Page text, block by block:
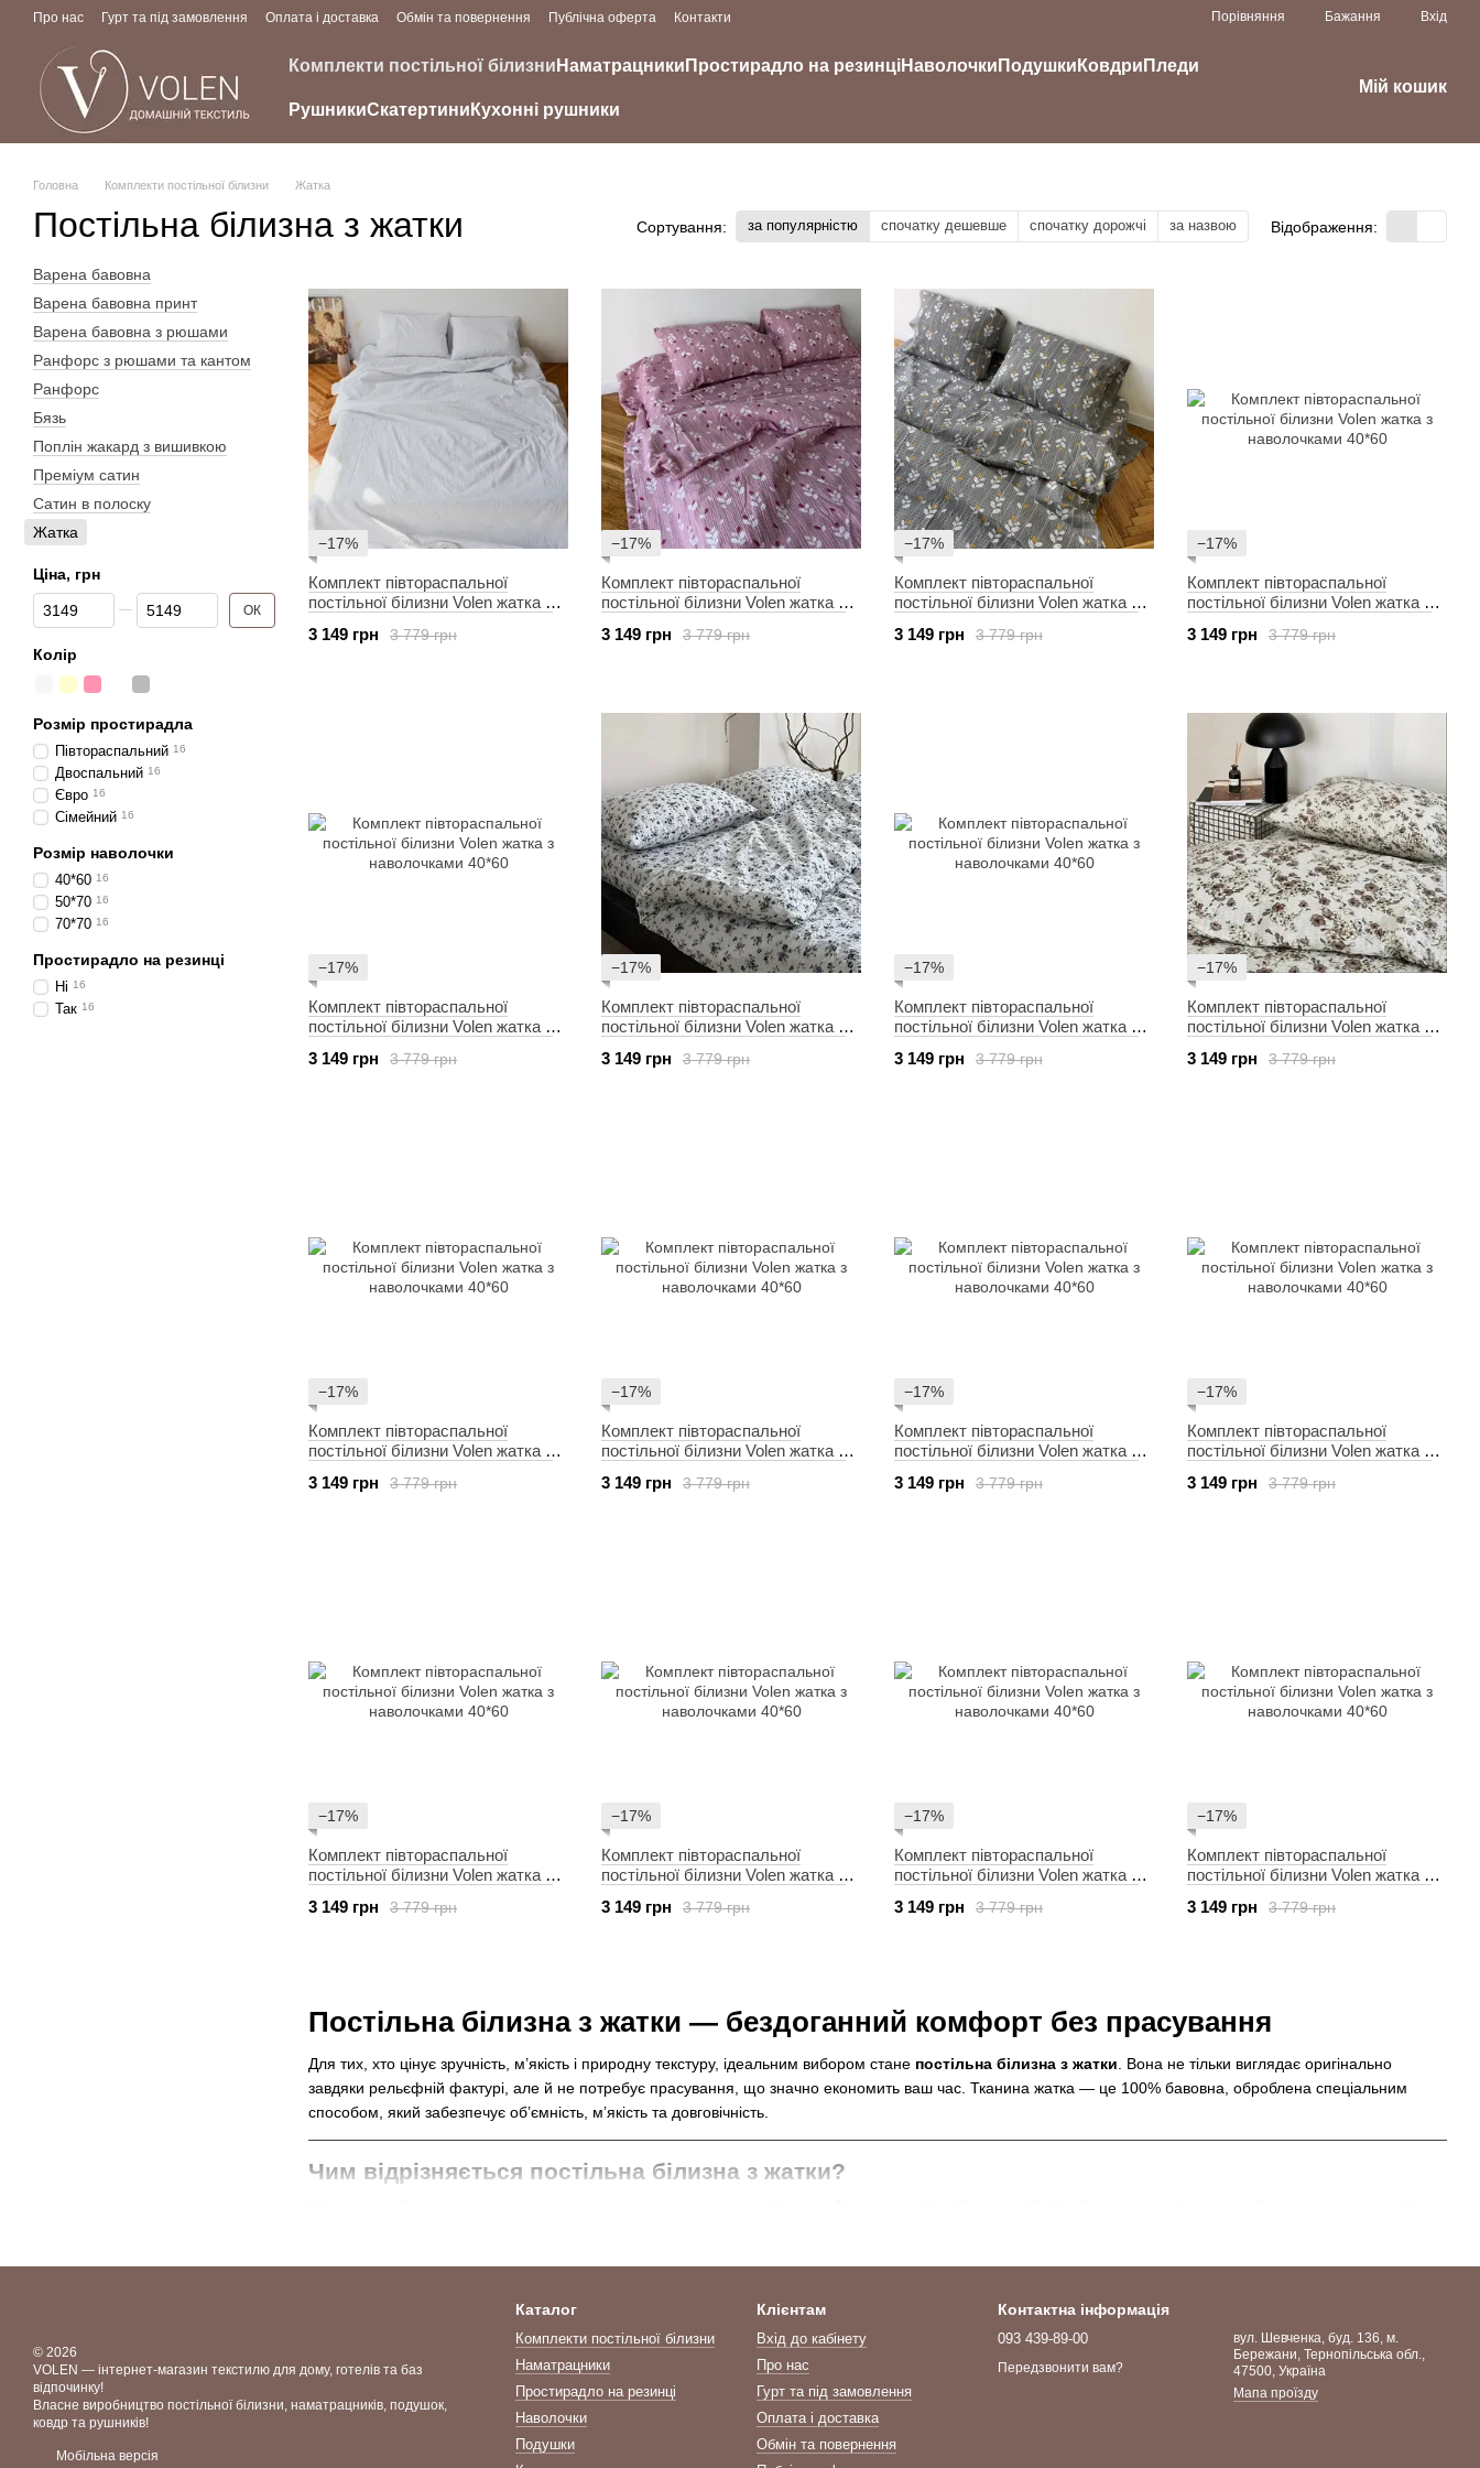
Перейти до основного контенту
Про нас Гурт та під замовлення Оплата і доставка Обмін та повернення Публічна оферта Контакти Порівняння Бажання Вхід
Комплекти постільної білизни Наматрацники Простирадло на резинціНаволочки Подушки Ковдри Пледи
РушникиСкатертини Кухонні рушники
Мій кошик
Головна Комплекти постільної білизни Жатка
Постільна білизна з жатки Сортування: за популярністю спочатку дешевше спочатку дорожчі за назвою Відображення:
Постільна білизна з жатки — бездоганний комфорт без прасування
Для тих, хто цінує зручність, м’якість і природну текстуру, ідеальним вибором стане постільна білизна з жатки . Вона не тільки виглядає оригінально
завдяки рельєфній фактурі, але й не потребує прасування, що значно економить ваш час. Тканина жатка — це 100% бавовна, оброблена спеціальним
способом, який забезпечує об’ємність, м’якість та довговічність.
Чим відрізняється постільна білизна з жатки?
Ще одна особливість — тактильний ефект мікромасажу. Завдяки фактурі тканини відбувається легка стимуляція шкіри під час сну, що покращує кровообіг і
Дизайни та кольори постільної білизни з жатки
У нашому асортименті ви знайдете комплекти з жатки у стильному виконанні. Основні варіанти забарвлення:
Однотонні пастельні та нейтральні відтінки
Тканина з ледь помітним рельєфом "під клітинку"
−17%
Комплект півтораспальної
постільної білизни Volen жатка з
3 779 грн
3 149 грн
−17%
Комплект півтораспальної
постільної білизни Volen жатка з
3 779 грн
3 149 грн
−17%
Комплект півтораспальної
постільної білизни Volen жатка з
3 779 грн
3 149 грн
−17%
Комплект півтораспальної
постільної білизни Volen жатка з
3 779 грн
3 149 грн
−17%
Комплект півтораспальної
постільної білизни Volen жатка з
3 779 грн
3 149 грн
−17%
Комплект півтораспальної
постільної білизни Volen жатка з
3 779 грн
3 149 грн
−17%
Комплект півтораспальної
постільної білизни Volen жатка з
3 779 грн
3 149 грн
−17%
Комплект півтораспальної
постільної білизни Volen жатка з
3 779 грн
3 149 грн
−17%
Комплект півтораспальної
постільної білизни Volen жатка з
3 779 грн
3 149 грн
−17%
Комплект півтораспальної
постільної білизни Volen жатка з
3 779 грн
3 149 грн
−17%
Комплект півтораспальної
постільної білизни Volen жатка з
3 779 грн
3 149 грн
−17%
Комплект півтораспальної
постільної білизни Volen жатка з
3 779 грн
3 149 грн
−17%
Комплект півтораспальної
постільної білизни Volen жатка з
3 779 грн
3 149 грн
−17%
Комплект півтораспальної
постільної білизни Volen жатка з
3 779 грн
3 149 грн
−17%
Комплект півтораспальної
постільної білизни Volen жатка з
3 779 грн
3 149 грн
−17%
Комплект півтораспальної
постільної білизни Volen жатка з
3 779 грн
3 149 грн
Варена бавовна
Варена бавовна принт
Варена бавовна з рюшами
Ранфорс з рюшами та кантом
Ранфорс
Бязь
Поплін жакард з вишивкою
Преміум сатин
Сатин в полоску
Жатка
Ціна, грн
Від Ціна, грн
До Ціна, грн ОК
Колір
Розмір простирадла
Півтораспальний 16
Двоспальний 16
Євро 16
Сімейний 16
Розмір наволочки
40*60 16
50*70 16
70*70 16
Простирадло на резинці
Ні 16
Так 16
© 2026
VOLEN — інтернет-магазин текстилю для дому, готелів та баз
відпочинку!
Власне виробництво постільної білизни, наматрацників, подушок,
ковдр та рушників!
Мобільна версія
Каталог
Комплекти постільної білизни
Наматрацники
Простирадло на резинці
Наволочки
Подушки
Клієнтам
Вхід до кабінету
Про нас
Гурт та під замовлення
Оплата і доставка
Обмін та повернення
Контактна інформація
093 439-89-00
Передзвонити вам?
вул. Шевченка, буд. 136, м.
Бережани, Тернопільська обл.,
47500, Україна
Мапа проїзду